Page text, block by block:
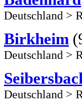
Deutschland >
Birkheim
Deutschland >
Deutschland >